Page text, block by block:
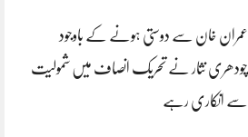
عمران خان سے دوستی ہونے کے باوجود
چودھری نثار نے تحریک انصاف میں شمولیت
سے انکاری رہے